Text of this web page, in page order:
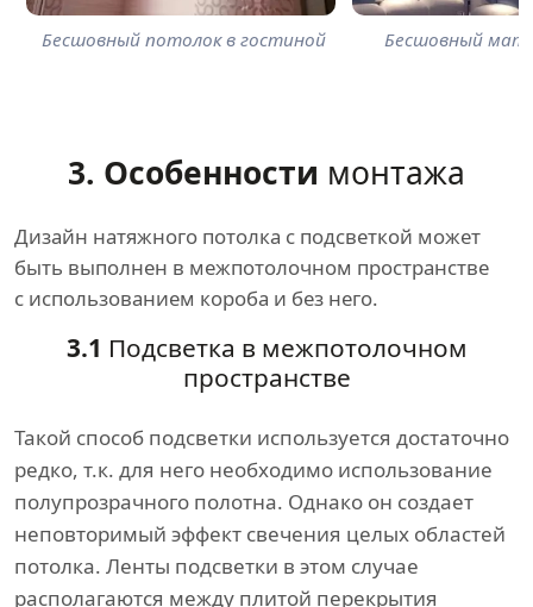
Бесшовный потолок в гостиной Бесшовный
3. Особенности монтажа
Дизайн натяжного потолка с подсветкой может
быть выполнен в межпотолочном пространстве
с использованием короба и без него.
3.1 Подсветка в межпотолочном
пространстве
Такой способ подсветки используется достаточно
редко, т.к. для него необходимо использование
полупрозрачного полотна. Однако он создает
неповторимый эффект свечения целых областей
потолка. Ленты подсветки в этом случае
располагаются между плитой перекрытия